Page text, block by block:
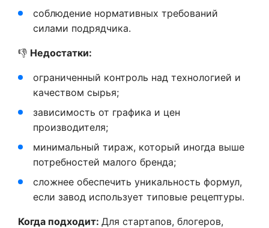
соблюдение нормативных требований
силами подрядчика.
👎 Недостатки:
ограниченный контроль над технологией и
качеством сырья;
зависимость от графика и цен
производителя;
минимальный тираж, который иногда выше
потребностей малого бренда;
сложнее обеспечить уникальность формул,
если завод использует типовые рецептуры.
Когда подходит: Для стартапов, блогеров,